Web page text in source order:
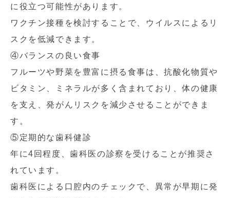
に役立つ可能性があります。
ワクチン接種を検討することで、ウイルスによるリ
スクを低減できます。
④バランスの良い食事
フルーツや野菜を豊富に摂る食事は、抗酸化物質や
ビタミン、ミネラルが多く含まれており、体の健康
を支え、発がんリスクを減少させることができま
す。
⑤定期的な歯科健診
年に4回程度、歯科医の診察を受けることが推奨さ
れています。
歯科医による口腔内のチェックで、異常が早期に発